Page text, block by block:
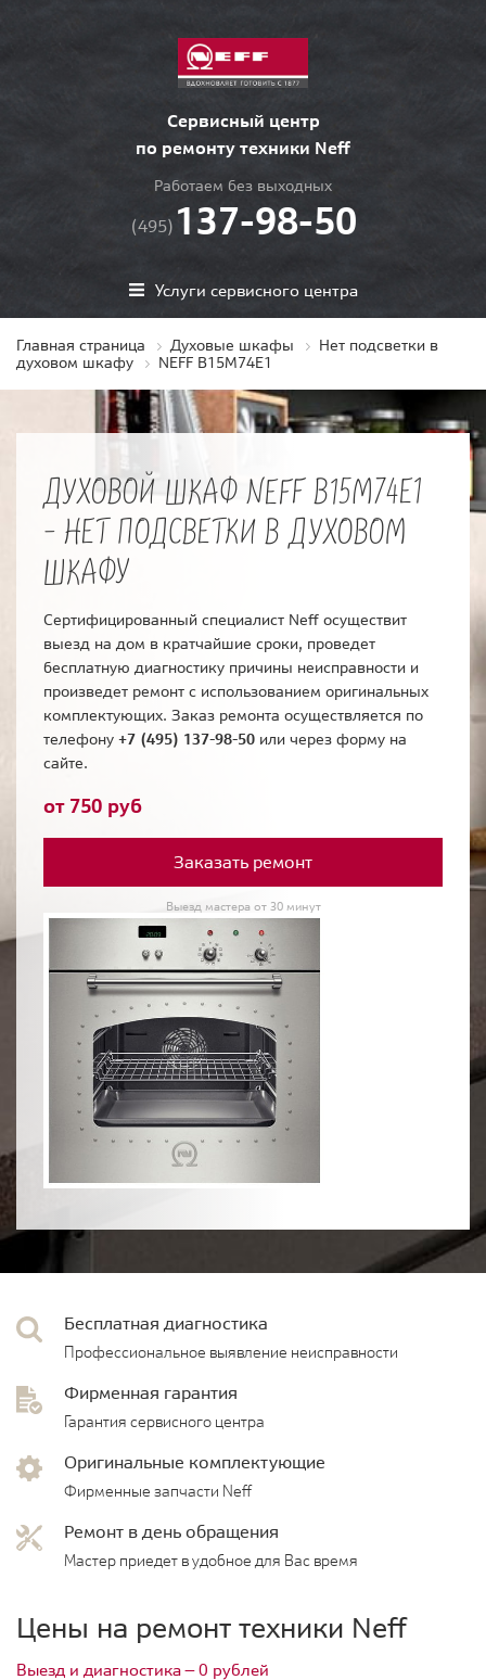
Сервисный центр
по ремонту техники Neff
Работаем без выходных
(495) 137-98-50
Услуги сервисного центра
Главная страница Духовые шкафы
Нет подсветки в
духовом шкафу
NEFF B15M74E1
ДУХОВОЙ ШКАФ NEFF B15M74E1
- НЕТ ПОДСВЕТКИ В ДУХОВОМ
ШКАФУ
Сертифицированный специалист Neff осуществит
выезд на дом в кратчайшие сроки, проведет
бесплатную диагностику причины неисправности и
произведет ремонт с использованием оригинальных
комплектующих. Заказ ремонта осуществляется по
телефону +7 (495) 137-98-50 или через форму на
сайте.
от 750 руб
Заказать ремонт
Выезд мастера от 30 минут
Бесплатная диагностика
Профессиональное выявление неисправности
Фирменная гарантия
Гарантия сервисного центра
Оригинальные комплектующие
Фирменные запчасти Neff
Ремонт в день обращения
Мастер приедет в удобное для Вас время
Цены на ремонт техники Neff
Выезд и диагностика — 0 рублей